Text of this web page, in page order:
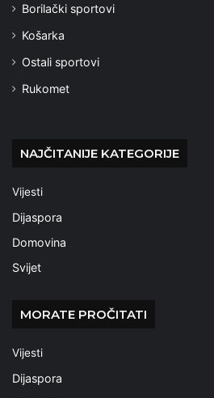
Borilački sportovi
Košarka
Ostali sportovi
Rukomet
NAJČITANIJE KATEGORIJE
Vijesti
Dijaspora
Domovina
Svijet
MORATE PROČITATI
Vijesti
Dijaspora